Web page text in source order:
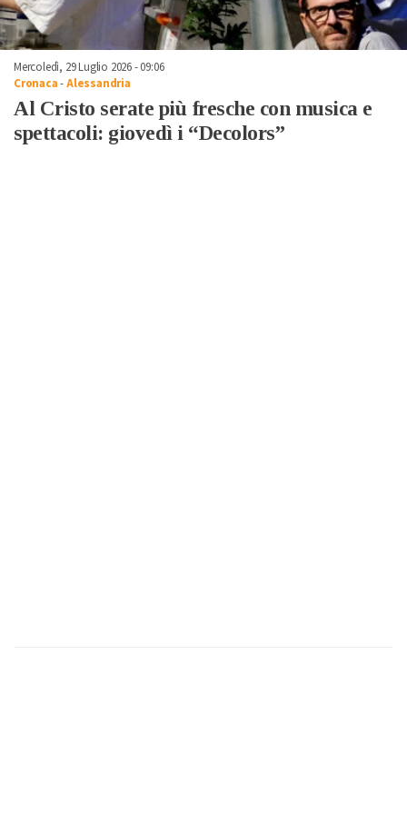
Mercoledì, 29 Luglio 2026 - 09:06
Cronaca-Alessandria
Al Cristo serate più fresche con musica e
spettacoli: giovedì i “Decolors”